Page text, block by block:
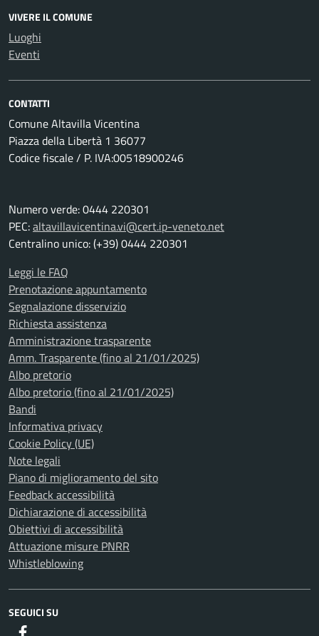
VIVERE IL COMUNE
Luoghi
Eventi
CONTATTI
Comune Altavilla Vicentina
Piazza della Libertà 1 36077
Codice fiscale / P. IVA:00518900246
Numero verde: 0444 220301
PEC:altavillavicentina.vi@cert.ip-veneto.net
Centralino unico: (+39) 0444 220301
Leggi le FAQ
Prenotazione appuntamento
Segnalazione disservizio
Richiesta assistenza
Amministrazione trasparente
Amm. Trasparente (fino al 21/01/2025)
Albo pretorio
Albo pretorio (fino al 21/01/2025)
Bandi
Informativa privacy
Cookie Policy (UE)
Note legali
Piano di miglioramento del sito
Feedback accessibilità
Dichiarazione di accessibilità
Obiettivi di accessibilità
Attuazione misure PNRR
Whistleblowing
SEGUICI SU